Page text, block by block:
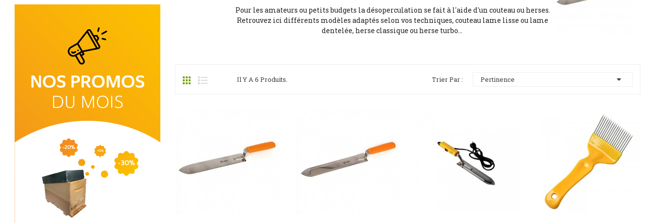
Pour les amateurs ou petits budgets la désoperculation se fait à l'aide d'un couteau ou herses.
Retrouvez ici différents modèles adaptés selon vos techniques, couteau lame lisse ou lame
dentelée, herse classique ou herse turbo...
Il Y A 6 Produits. Trier Par : Pertinence 